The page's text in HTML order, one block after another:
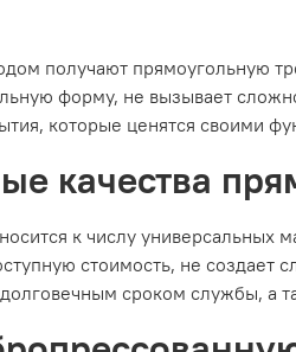
получают прямоугольную
форму, не вызывает
которые ценятся своими
качества
к числу универсальных
стоимость, не создает
сроком службы, а